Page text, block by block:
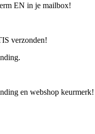
EN in je mailbox!
verzonden!
en webshop keurmerk!